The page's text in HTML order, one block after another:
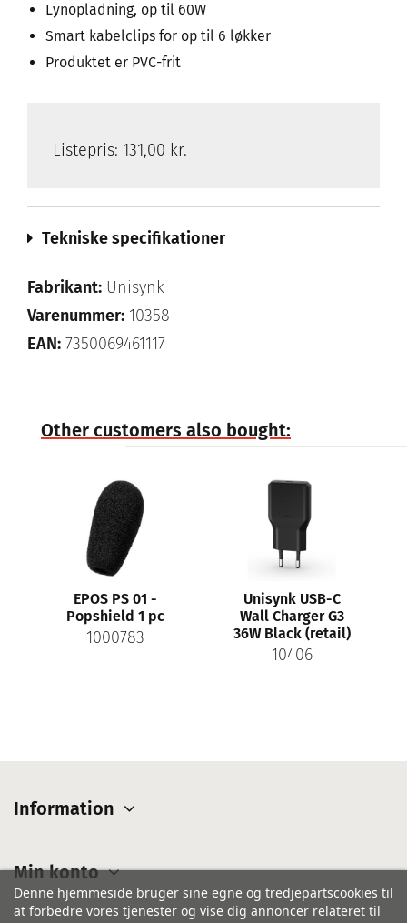
Lynopladning, op til 60W
Smart kabelclips for op til 6 løkker
Produktet er PVC-frit
Listepris: 131,00 kr.
Tekniske specifikationer
Fabrikant: Unisynk
Varenummer: 10358
EAN: 7350069461117
Other customers also bought:
EPOS PS 01 -
Popshield 1 pc
1000783
Unisynk USB-C
Wall Charger G3
36W Black (retail)
10406
Information
Min konto
Denne hjemmeside bruger sine egne og tredjepartscookies til
at forbedre vores tjenester og vise dig annoncer relateret til